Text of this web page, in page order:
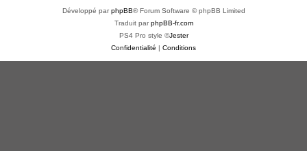
Développé parphpBB® Forum Software © phpBB Limited
Traduit parphpBB-fr.com
PS4 Pro style ©Jester
Confidentialité | Conditions